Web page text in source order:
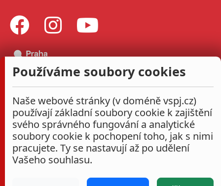
Používáme soubory cookies
Naše webové stránky (v doméně vspj.cz)
používají základní soubory cookie k zajištění
svého správného fungování a analytické
soubory cookie k pochopení toho, jak s nimi
pracujete. Ty se nastavují až po udělení
Vašeho souhlasu.